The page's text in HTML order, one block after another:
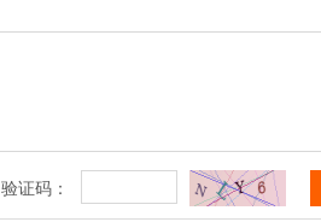
验证码：